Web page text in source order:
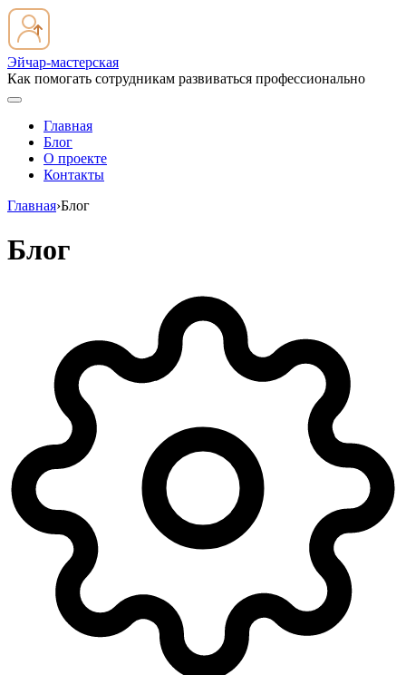
Эйчар-мастерская
Как помогать сотрудникам развиваться профессионально
Главная
Блог
О проекте
Контакты
Главная›Блог
Блог